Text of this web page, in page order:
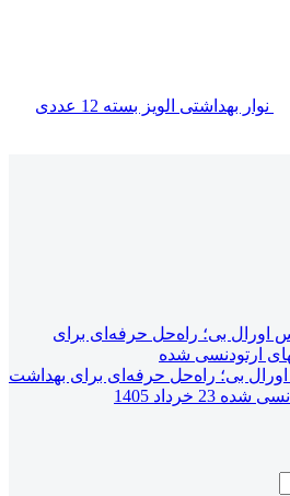
نوار بهداشتی الویز بسته 12 عددی
بی؛ راه‌حل حرفه‌ای برای بهداشت
شده 23 خرداد 1405